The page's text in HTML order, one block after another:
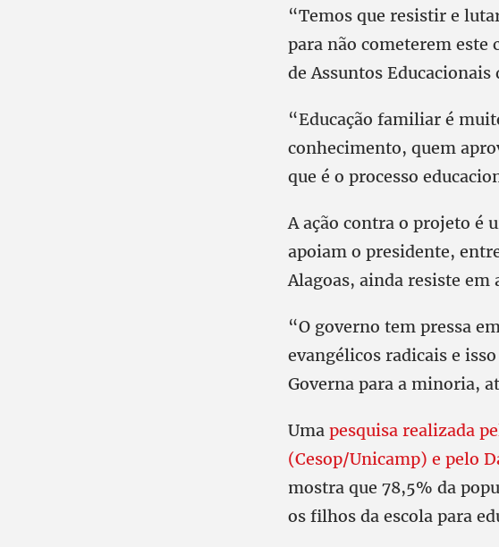
“Temos que resistir e
para não cometerem este
de Assuntos Educacionais
“Educação familiar é
conhecimento, quem
que é o processo
A ação contra o projeto é
apoiam o presidente,
Alagoas, ainda resiste em
“O governo tem pressa
evangélicos radicais e
Governa para a minoria,
Uma pesquisa realizada
(Cesop/Unicamp) e pelo
mostra que 78,5% da
os filhos da escola para